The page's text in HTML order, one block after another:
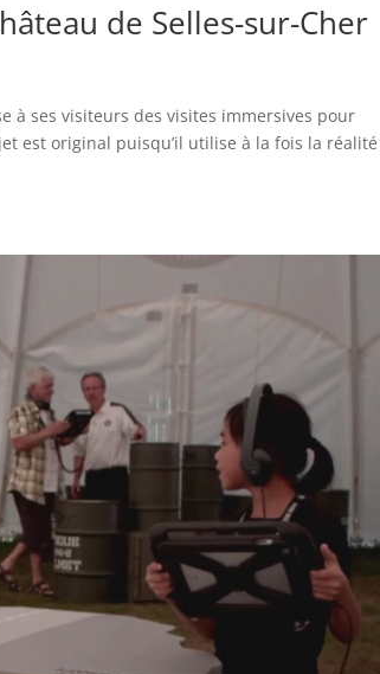
de Selles-sur-Cher
à ses visiteurs des visites immersives pour
est original puisqu’il utilise à la fois la réalité